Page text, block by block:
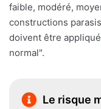
faible, modéré,
constructions
doivent être
normal".
Le risque